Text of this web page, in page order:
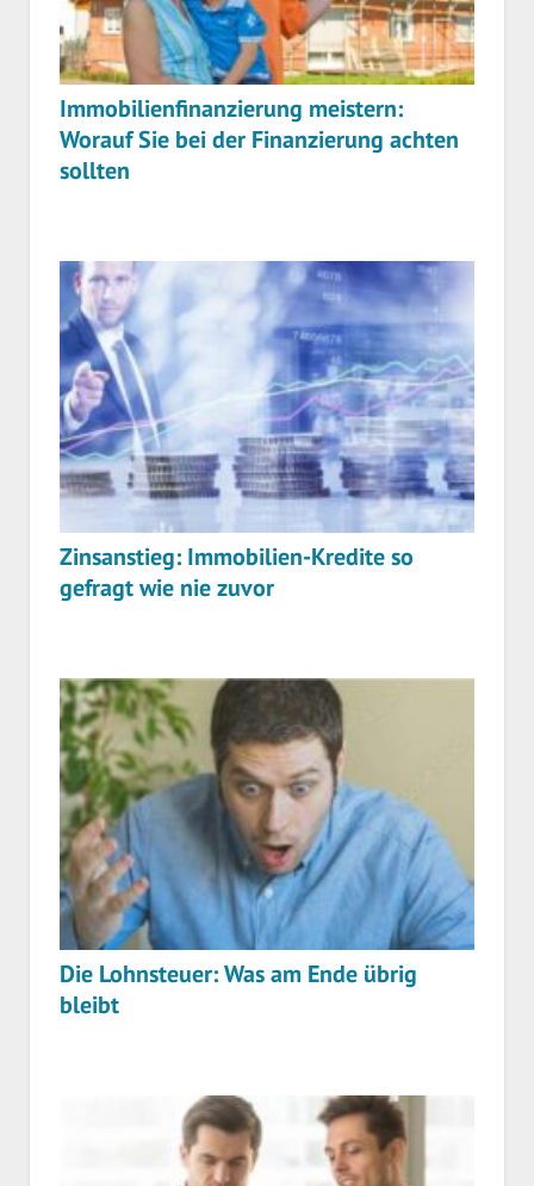
Immobilienfinanzierung meistern:
Worauf Sie bei der Finanzierung achten
sollten
Zinsanstieg: Immobilien-Kredite so
gefragt wie nie zuvor
Die Lohnsteuer: Was am Ende übrig
bleibt